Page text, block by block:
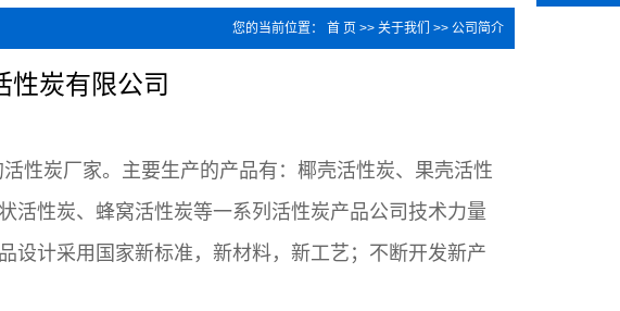
您的当前位置： 首 页 >> 关于我们 >> 公司简介
性炭有限公司
性炭厂家。主要生产的产品有：椰壳活性炭、果壳活性
活性炭、蜂窝活性炭等一系列活性炭产品公司技术力量
设计采用国家新标准，新材料，新工艺；不断开发新产